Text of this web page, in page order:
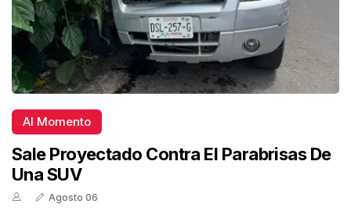
Al Momento
Sale Proyectado Contra El Parabrisas De
Una SUV
Agosto 06